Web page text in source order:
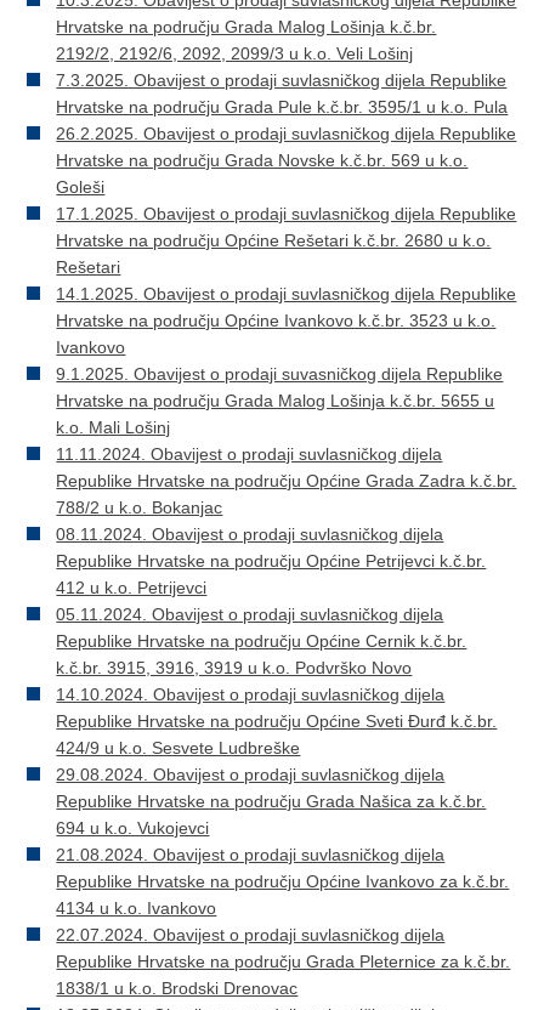
Hrvatske na području Grada Malog Lošinja k.č.br.
2192/2, 2192/6, 2092, 2099/3 u k.o. Veli Lošinj
7.3.2025. Obavijest o prodaji suvlasničkog dijela Republike
Hrvatske na području Grada Pule k.č.br. 3595/1 u k.o. Pula
26.2.2025. Obavijest o prodaji suvlasničkog dijela Republike
Hrvatske na području Grada Novske k.č.br. 569 u k.o.
Goleši
17.1.2025. Obavijest o prodaji suvlasničkog dijela Republike
Hrvatske na području Općine Rešetari k.č.br. 2680 u k.o.
Rešetari
14.1.2025. Obavijest o prodaji suvlasničkog dijela Republike
Hrvatske na području Općine Ivankovo k.č.br. 3523 u k.o.
Ivankovo
9.1.2025. Obavijest o prodaji suvasničkog dijela Republike
Hrvatske na području Grada Malog Lošinja k.č.br. 5655 u
k.o. Mali Lošinj
11.11.2024. Obavijest o prodaji suvlasničkog dijela
Republike Hrvatske na području Općine Grada Zadra k.č.br.
788/2 u k.o. Bokanjac
08.11.2024. Obavijest o prodaji suvlasničkog dijela
Republike Hrvatske na području Općine Petrijevci k.č.br.
412 u k.o. Petrijevci
05.11.2024. Obavijest o prodaji suvlasničkog dijela
Republike Hrvatske na području Općine Cernik k.č.br.
k.č.br. 3915, 3916, 3919 u k.o. Podvrško Novo
14.10.2024. Obavijest o prodaji suvlasničkog dijela
Republike Hrvatske na području Općine Sveti Đurđ k.č.br.
424/9 u k.o. Sesvete Ludbreške
29.08.2024. Obavijest o prodaji suvlasničkog dijela
Republike Hrvatske na području Grada Našica za k.č.br.
694 u k.o. Vukojevci
21.08.2024. Obavijest o prodaji suvlasničkog dijela
Republike Hrvatske na području Općine Ivankovo za k.č.br.
4134 u k.o. Ivankovo
22.07.2024. Obavijest o prodaji suvlasničkog dijela
Republike Hrvatske na području Grada Pleternice za k.č.br.
1838/1 u k.o. Brodski Drenovac